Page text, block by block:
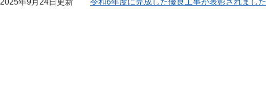
2025年9月24日更新 令和6年度に完成した優良工事が表彰されました